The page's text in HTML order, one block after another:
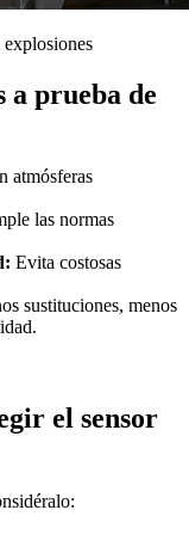
explosiones
a prueba de
atmósferas
las normas
Evita costosas
sustituciones, menos
el sensor